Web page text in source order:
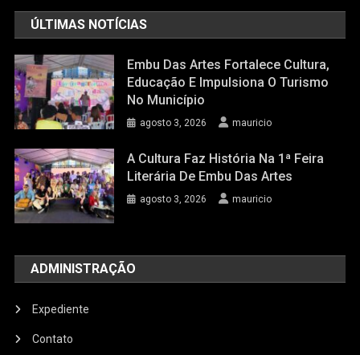
ÚLTIMAS NOTÍCIAS
Embu Das Artes Fortalece Cultura,
Educação E Impulsiona O Turismo
No Município
agosto 3, 2026 mauricio
A Cultura Faz História Na 1ª Feira
Literária De Embu Das Artes
agosto 3, 2026 mauricio
ADMINISTRAÇÃO
Expediente
Contato